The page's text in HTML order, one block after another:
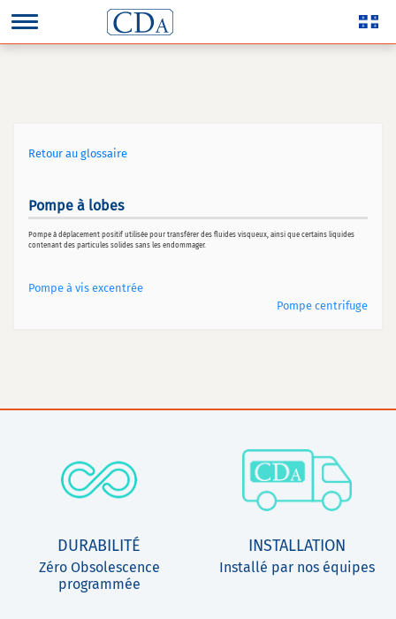
Retour au glossaire
Pompe à lobes
Pompe à déplacement positif utilisée pour transférer des fluides visqueux, ainsi que certains liquides
contenant des particules solides sans les endommager.
Pompe à vis excentrée
Pompe centrifuge
DURABILITÉ
Zéro Obsolescence
programmée
INSTALLATION
Installé par nos équipes